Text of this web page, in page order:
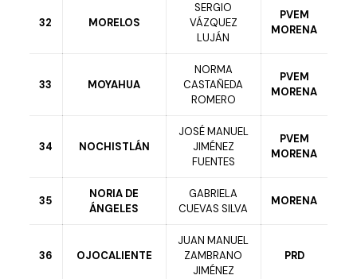
32 MORELOS
SERGIO
VÁZQUEZ
LUJÁN
PVEM
MORENA
33 MOYAHUA
NORMA
CASTAÑEDA
ROMERO
PVEM
MORENA
34 NOCHISTLÁN
JOSÉ MANUEL
JIMÉNEZ
FUENTES
PVEM
MORENA
35
NORIA DE
ÁNGELES
GABRIELA
CUEVAS SILVA
MORENA
36 OJOCALIENTE
JUAN MANUEL
ZAMBRANO
JIMÉNEZ
PRD